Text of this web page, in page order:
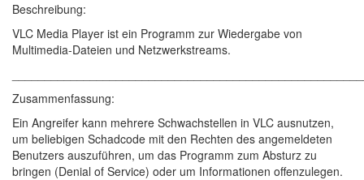
Beschreibung:
VLC Media Player ist ein Programm zur Wiedergabe von
Multimedia-Dateien und Netzwerkstreams.
Zusammenfassung:
Ein Angreifer kann mehrere Schwachstellen in VLC ausnutzen,
um beliebigen Schadcode mit den Rechten des angemeldeten
Benutzers auszuführen, um das Programm zum Absturz zu
bringen (Denial of Service) oder um Informationen offenzulegen.